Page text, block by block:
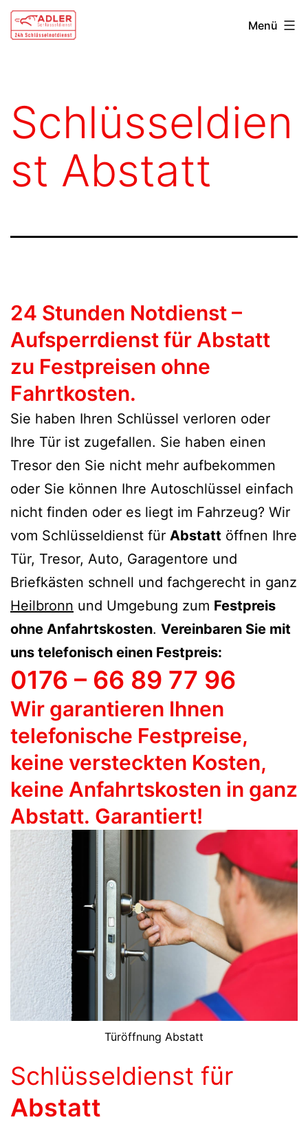
Zum
Inhalt
Schlüsseldienst
Menü
Schlüsseldien
st Abstatt
24 Stunden Notdienst –
Aufsperrdienst für Abstatt
zu Festpreisen ohne
Fahrtkosten.
Sie haben Ihren Schlüssel verloren oder
Ihre Tür ist zugefallen. Sie haben einen
Tresor den Sie nicht mehr aufbekommen
oder Sie können Ihre Autoschlüssel einfach
nicht finden oder es liegt im Fahrzeug? Wir
vom Schlüsseldienst für Abstatt öffnen Ihre
Tür, Tresor, Auto, Garagentore und
Briefkästen schnell und fachgerecht in ganz
Heilbronn und Umgebung zum Festpreis
ohne Anfahrtskosten. Vereinbaren Sie mit
uns telefonisch einen Festpreis:
0176 – 66 89 77 96
Wir garantieren Ihnen
telefonische Festpreise,
keine versteckten Kosten,
keine Anfahrtskosten in ganz
Abstatt. Garantiert!
Türöffnung Abstatt
Schlüsseldienst für
Abstatt